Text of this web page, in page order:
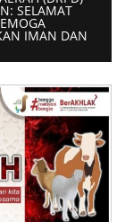
SELAMAT
IMAN DAN